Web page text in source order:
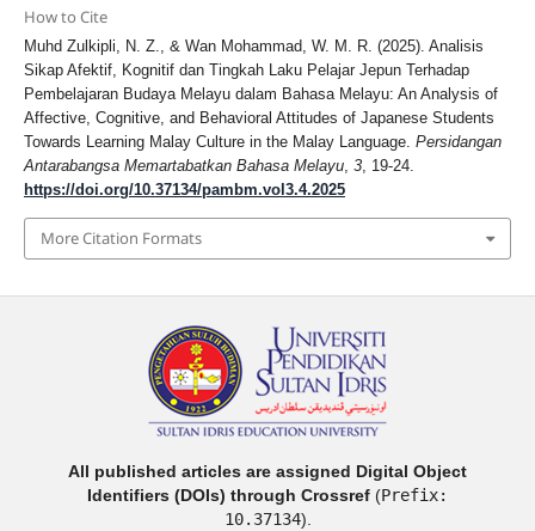
How to Cite
Muhd Zulkipli, N. Z., & Wan Mohammad, W. M. R. (2025). Analisis
Sikap Afektif, Kognitif dan Tingkah Laku Pelajar Jepun Terhadap
Pembelajaran Budaya Melayu dalam Bahasa Melayu: An Analysis of
Affective, Cognitive, and Behavioral Attitudes of Japanese Students
Towards Learning Malay Culture in the Malay Language. Persidangan
Antarabangsa Memartabatkan Bahasa Melayu, 3, 19-24.
https://doi.org/10.37134/pambm.vol3.4.2025
More Citation Formats
All published articles are assigned Digital Object
Identifiers (DOIs) through Crossref (Prefix:
10.37134).